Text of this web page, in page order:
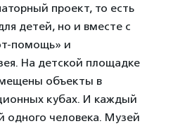
проект, то есть
детей, но и вместе с
помощь» и
На детской площадке
объекты в
кубах. И каждый
одного человека. Музей